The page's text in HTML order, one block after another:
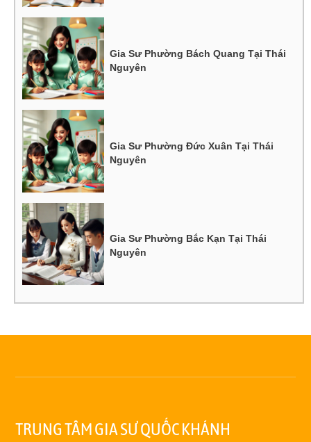
Gia Sư Phường Bách Quang Tại Thái
Nguyên
Gia Sư Phường Đức Xuân Tại Thái
Nguyên
Gia Sư Phường Bắc Kạn Tại Thái
Nguyên
TRUNG TÂM GIA SƯ QUỐC KHÁNH